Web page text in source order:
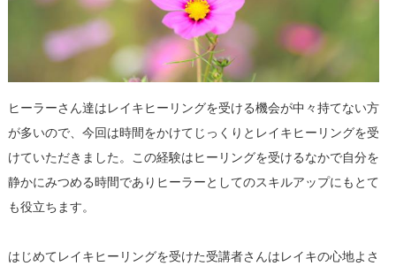
ヒーラーさん達はレイキヒーリングを受ける機会が中々持てない方
が多いので、今回は時間をかけてじっくりとレイキヒーリングを受
けていただきました。この経験はヒーリングを受けるなかで自分を
静かにみつめる時間でありヒーラーとしてのスキルアップにもとて
も役立ちます。
はじめてレイキヒーリングを受けた受講者さんはレイキの心地よさ